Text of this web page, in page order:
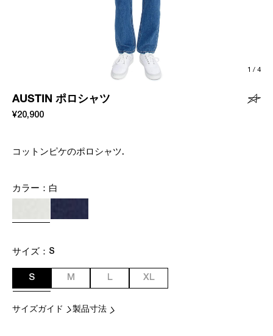
1 / 4
AUSTIN ポロシャツ
¥20,900
コットンピケのポロシャツ.
カラー： 白
サイズ： S
S M L XL
サイズガイド 製品寸法